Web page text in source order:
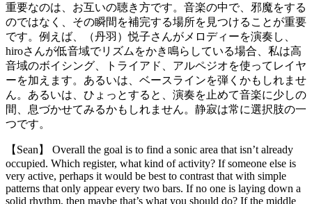
重要なのは、お互いの聴き方です。音楽の中で、邪魔をする
のではなく、その瞬間を補完する場所を見つけることが重要
です。例えば、（丹羽）悦子さんがメロディーを演奏し、
hiroさんが低音域でリズムをかき鳴らしている場合、私は高
音域のボイシング、トライアド、アルペジオを使ってレイヤ
ーを加えます。あるいは、ベースラインを弾くかもしれませ
ん。あるいは、ひょっとすると、演奏を止めて音楽に少しの
間、息づかせてみるかもしれません。静寂は常に選択肢の一
つです。
【Sean】 Overall the goal is to find a sonic area that isn’t already
occupied. Which register, what kind of activity? If someone else is
very active, perhaps it would be best to contrast that with simple
patterns that only appear every two bars. If no one is laying down a
solid rhythm, then maybe that’s what you should do? If the middle